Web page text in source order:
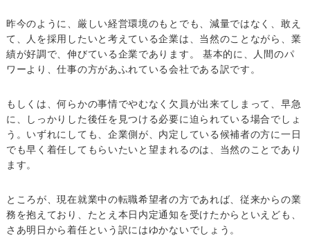
昨今のように、厳しい経営環境のもとでも、減量ではなく、敢え
て、人を採用したいと考えている企業は、当然のことながら、業
績が好調で、伸びている企業であります。 基本的に、人間のパ
ワーより、仕事の方があふれている会社である訳です。
もしくは、何らかの事情でやむなく欠員が出来てしまって、早急
に、しっかりした後任を見つける必要に迫られている場合でしょ
う。いずれにしても、企業側が、内定している候補者の方に一日
でも早く着任してもらいたいと望まれるのは、当然のことであり
ます。
ところが、現在就業中の転職希望者の方であれば、従来からの業
務を抱えており、たとえ本日内定通知を受けたからといえども、
さあ明日から着任という訳にはゆかないでしょう。